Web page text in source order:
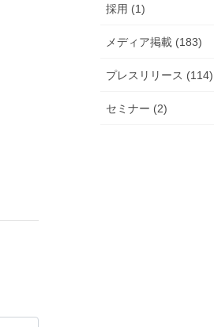
採用 (1)
メディア掲載 (183)
プレスリリース (114)
セミナー (2)